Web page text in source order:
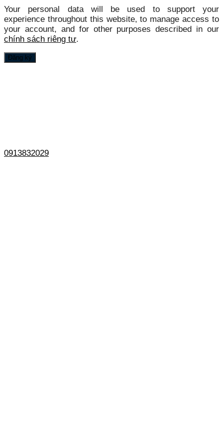
Your personal data will be used to support your
experience throughout this website, to manage access to
your account, and for other purposes described in our
chính sách riêng tư.
Đăng ký
0913832029